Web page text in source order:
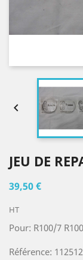

JEU DE
39,50 €
HT
Pour: R100/7
Référence: